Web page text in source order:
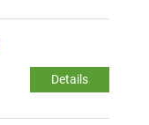
Details